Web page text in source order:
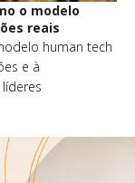
o modelo
reais
human tech
e à